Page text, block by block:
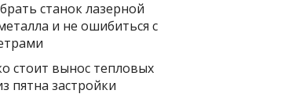
станок лазерной
и не ошибиться с
стоит вынос тепловых
пятна застройки